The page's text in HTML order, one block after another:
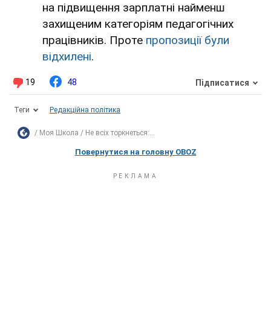
на підвищення зарплатні найменш
захищеним категоріям педагогічних
працівників. Проте пропозиції були
відхилені.
19 48 Підписатися
Теги Редакційна політика
Моя Школа Не всіх торкнеться:...
Повернутися на головну OBOZ